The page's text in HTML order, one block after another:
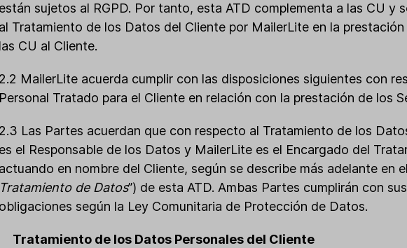
están sujetos al RGPD. Por tanto, esta ATD complementa a las CU y
al Tratamiento de los Datos del Cliente por MailerLite en la
las CU al Cliente.
2.2 MailerLite acuerda cumplir con las disposiciones siguientes con
Personal Tratado para el Cliente en relación con la prestación de los
2.3 Las Partes acuerdan que con respecto al Tratamiento de los
es el Responsable de los Datos y MailerLite es el Encargado del
actuando en nombre del Cliente, según se describe más adelante en el
Tratamiento de Datos”) de esta ATD. Ambas Partes cumplirán con
obligaciones según la Ley Comunitaria de Protección de Datos.
Tratamiento de los Datos Personales del Cliente